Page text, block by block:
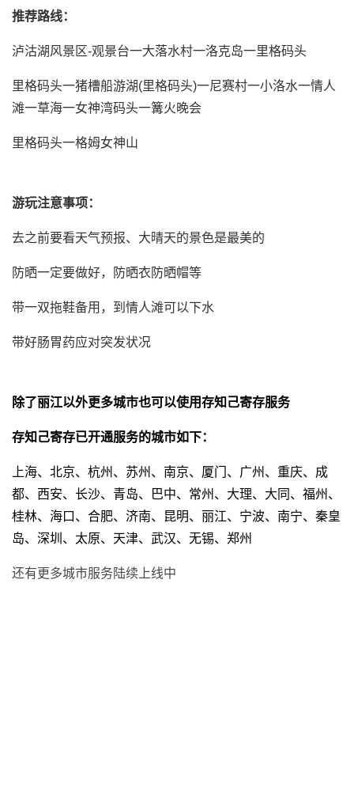
推荐路线：
泸沽湖风景区-观景台一大落水村一洛克岛一里格码头
里格码头一猪槽船游湖(里格码头)一尼赛村一小洛水一情人
滩一草海一女神湾码头一篝火晚会
里格码头一格姆女神山
游玩注意事项：
去之前要看天气预报、大晴天的景色是最美的
防晒一定要做好，防晒衣防晒帽等
带一双拖鞋备用，到情人滩可以下水
带好肠胃药应对突发状况
除了丽江以外更多城市也可以使用存知己寄存服务
存知己寄存已开通服务的城市如下：
上海、北京、杭州、苏州、南京、厦门、广州、重庆、成
都、西安、长沙、青岛、巴中、常州、大理、大同、福州、
桂林、海口、合肥、济南、昆明、丽江、宁波、南宁、秦皇
岛、深圳、太原、天津、武汉、无锡、郑州
还有更多城市服务陆续上线中